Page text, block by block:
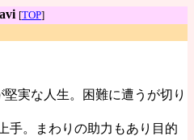
[TOP]
実な人生。困難に遭うが切り
手。まわりの助力もあり目的